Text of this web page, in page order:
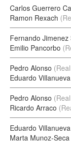
Carlos Guerrero
Ramon Rexach
Fernando Jimenez
Emilio Pancorbo
Pedro Alonso
Eduardo Villanueva
Pedro Alonso
Ricardo Arraco
Eduardo Villanueva
Marta Munoz-Seca